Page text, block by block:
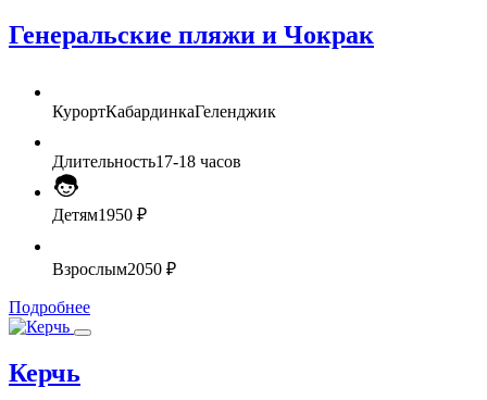
Генеральские пляжи и Чокрак
КурортКабардинкаГеленджик
Длительность17-18 часов
Детям1950 ₽
Взрослым2050 ₽
Подробнее
Керчь